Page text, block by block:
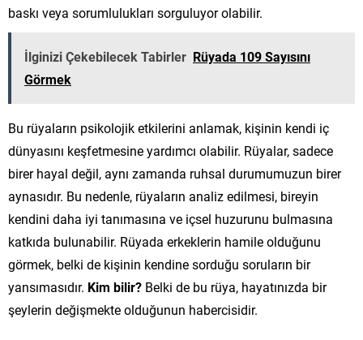
baskı veya sorumlulukları sorguluyor olabilir.
İlginizi Çekebilecek Tabirler Rüyada 109 Sayısını
Görmek
Bu rüyaların psikolojik etkilerini anlamak, kişinin kendi iç
dünyasını keşfetmesine yardımcı olabilir. Rüyalar, sadece
birer hayal değil, aynı zamanda ruhsal durumumuzun birer
aynasıdır. Bu nedenle, rüyaların analiz edilmesi, bireyin
kendini daha iyi tanımasına ve içsel huzurunu bulmasına
katkıda bulunabilir. Rüyada erkeklerin hamile olduğunu
görmek, belki de kişinin kendine sorduğu soruların bir
yansımasıdır. Kim bilir? Belki de bu rüya, hayatınızda bir
şeylerin değişmekte olduğunun habercisidir.